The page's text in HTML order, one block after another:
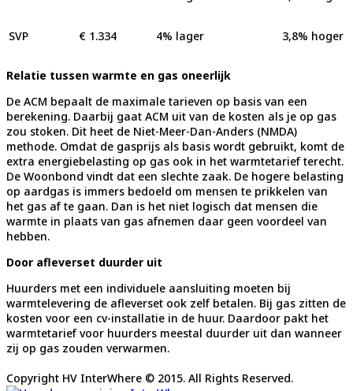
SVP € 1.334 4% lager 3,8% hoger
Relatie tussen warmte en gas oneerlijk
De ACM bepaalt de maximale tarieven op basis van een
berekening. Daarbij gaat ACM uit van de kosten als je op gas
zou stoken. Dit heet de Niet-Meer-Dan-Anders (NMDA)
methode. Omdat de gasprijs als basis wordt gebruikt, komt de
extra energiebelasting op gas ook in het warmtetarief terecht.
De Woonbond vindt dat een slechte zaak. De hogere belasting
op aardgas is immers bedoeld om mensen te prikkelen van
het gas af te gaan. Dan is het niet logisch dat mensen die
warmte in plaats van gas afnemen daar geen voordeel van
hebben.
Door afleverset duurder uit
Huurders met een individuele aansluiting moeten bij
warmtelevering de afleverset ook zelf betalen. Bij gas zitten de
kosten voor een cv-installatie in de huur. Daardoor pakt het
warmtetarief voor huurders meestal duurder uit dan wanneer
zij op gas zouden verwarmen.
Copyright HV InterWhere © 2015. All Rights Reserved.